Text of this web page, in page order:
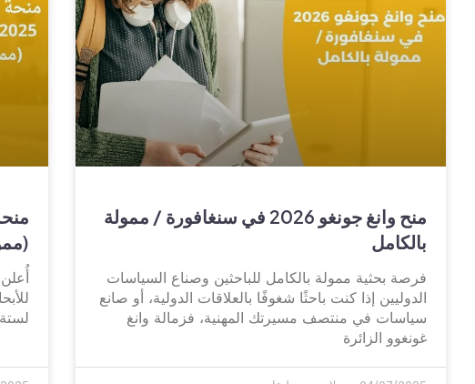
منح وانغ جونغو 2026 في سنغافورة / ممولة
بالكامل
فرصة بحثية ممولة بالكامل للباحثين وصناع السياسات
الدوليين إذا كنت باحثًا شغوفًا بالعلاقات الدولية، أو صانع
سياسات في منتصف مسيرتك المهنية، فزمالة وانغ
غونغوو الزائرة